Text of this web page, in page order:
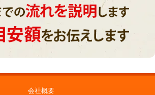
会社概要